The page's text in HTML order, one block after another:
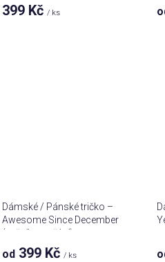
399 Kč/ ks
Dámské / Pánské tričko –
Awesome Since December
(ročník na přání)
od 399 Kč/ ks